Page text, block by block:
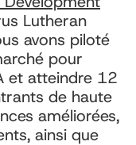
Lutheran
avons piloté
pour
et atteindre 12
de haute
améliorées,
ainsi que